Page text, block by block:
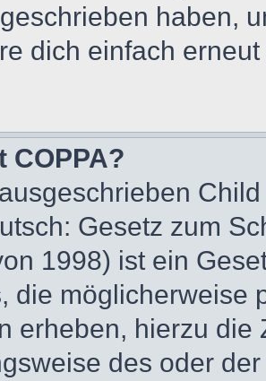
haben,
dich einfach
COPPA?
Gesetz zum
1998) ist ein
die möglicherweise
erheben, hierzu die
des oder